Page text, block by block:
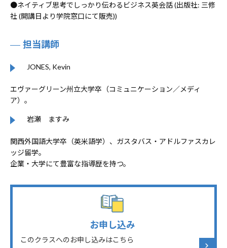
●ネイティブ思考でしっかり伝わるビジネス英会話 (出版社: 三修
社 (開講日より学院窓口にて販売))
担当講師
JONES, Kevin
エヴァーグリーン州立大学卒（コミュニケーション／メディ
ア）。
岩瀬 ますみ
関西外国語大学卒（英米語学）、ガスタバス・アドルファスカレ
ッジ留学。
企業・大学にて豊富な指導歴を持つ。
お申し込み
このクラスへのお申し込みはこちら